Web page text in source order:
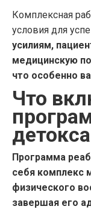
Комплексная
условия для
усилиям,
медицинскую
что особенно
Что
Программа
себя комплекс
физического
завершая его